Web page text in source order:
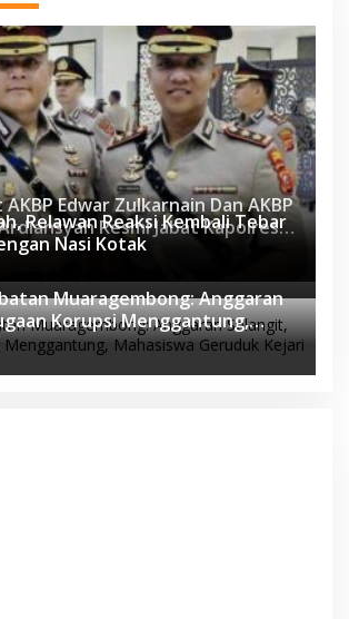
Edwar Zulkarnain Dan AKBP
Resmi Jabat Kapolres
Relawan Reaksi Kembali Tebar
Nasi Kotak
Muaragembong: Anggaran
Korupsi Menggantung,
Kejari Bekasi!